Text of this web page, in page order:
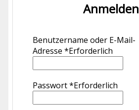
Anmelden
Benutzername oder E-Mail-
Adresse *Erforderlich
Passwort*Erforderlich